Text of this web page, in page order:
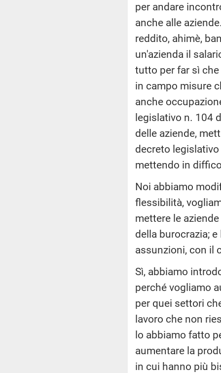
per andare
anche alle
reddito, ahimè,
un'azienda il
tutto per far sì
in campo misure
anche
legislativo n. 104
delle aziende,
decreto
mettendo in
Noi abbiamo
flessibilità,
mettere le
della burocrazia;
assunzioni, con il
Sì, abbiamo
perché vogliamo
per quei settori
lavoro che non
lo abbiamo fatto
aumentare la
in cui hanno più